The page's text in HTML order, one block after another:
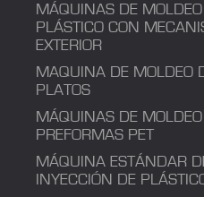
MÁQUINAS DE
PLÁSTICO CON
EXTERIOR
MAQUINA DE MOLDEO
PLATOS
MÁQUINAS DE
PREFORMAS PET
MÁQUINA ESTÁNDAR
INYECCIÓN DE